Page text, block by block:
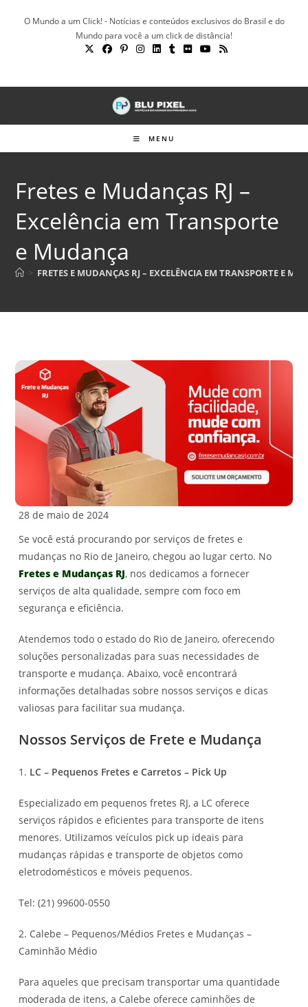
O Mundo a um Click! - Notícias e conteúdos exclusivos do Brasil e do
Mundo para você a um click de distância!
MENU
Fretes e Mudanças RJ –
Excelência em Transporte
e Mudança
> FRETES E MUDANÇAS RJ – EXCELÊNCIA EM TRANSPORTE E
28 de maio de 2024
Se você está procurando por serviços de fretes e
mudanças no Rio de Janeiro, chegou ao lugar certo. No
Fretes e Mudanças RJ, nos dedicamos a fornecer
serviços de alta qualidade, sempre com foco em
segurança e eficiência.
Atendemos todo o estado do Rio de Janeiro, oferecendo
soluções personalizadas para suas necessidades de
transporte e mudança. Abaixo, você encontrará
informações detalhadas sobre nossos serviços e dicas
valiosas para facilitar sua mudança.
Nossos Serviços de Frete e Mudança
1. LC – Pequenos Fretes e Carretos – Pick Up
Especializado em pequenos fretes RJ, a LC oferece
serviços rápidos e eficientes para transporte de itens
menores. Utilizamos veículos pick up ideais para
mudanças rápidas e transporte de objetos como
eletrodomésticos e móveis pequenos.
Tel: (21) 99600-0550
2. Calebe – Pequenos/Médios Fretes e Mudanças –
Caminhão Médio
Para aqueles que precisam transportar uma quantidade
moderada de itens, a Calebe oferece caminhões de